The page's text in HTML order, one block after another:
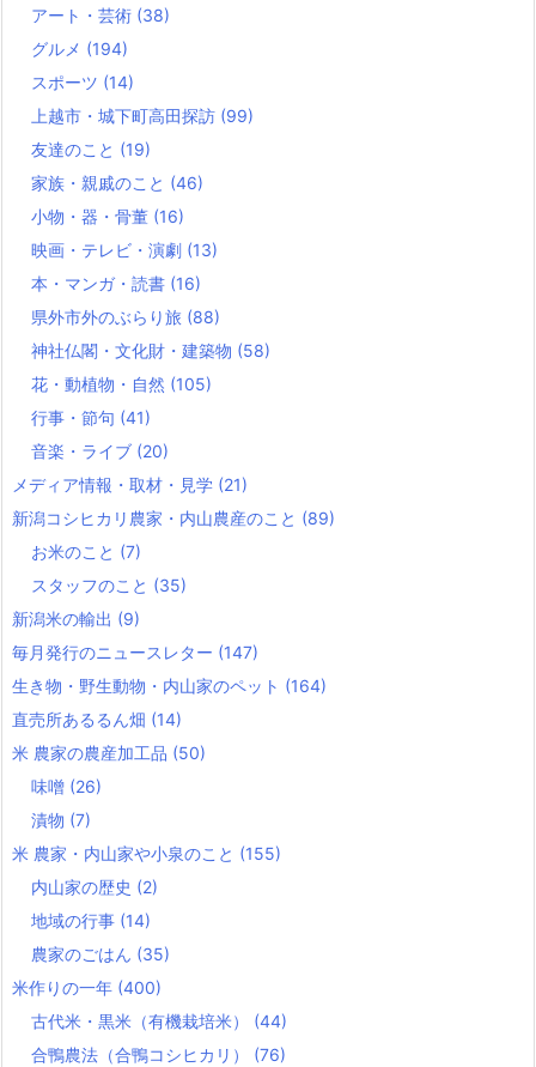
アート・芸術 (38)
グルメ (194)
スポーツ (14)
上越市・城下町高田探訪 (99)
友達のこと (19)
家族・親戚のこと (46)
小物・器・骨董 (16)
映画・テレビ・演劇 (13)
本・マンガ・読書 (16)
県外市外のぶらり旅 (88)
神社仏閣・文化財・建築物 (58)
花・動植物・自然 (105)
行事・節句 (41)
音楽・ライブ (20)
メディア情報・取材・見学 (21)
新潟コシヒカリ農家・内山農産のこと (89)
お米のこと (7)
スタッフのこと (35)
新潟米の輸出 (9)
毎月発行のニュースレター (147)
生き物・野生動物・内山家のペット (164)
直売所あるるん畑 (14)
米 農家の農産加工品 (50)
味噌 (26)
漬物 (7)
米 農家・内山家や小泉のこと (155)
内山家の歴史 (2)
地域の行事 (14)
農家のごはん (35)
米作りの一年 (400)
古代米・黒米（有機栽培米） (44)
合鴨農法（合鴨コシヒカリ） (76)